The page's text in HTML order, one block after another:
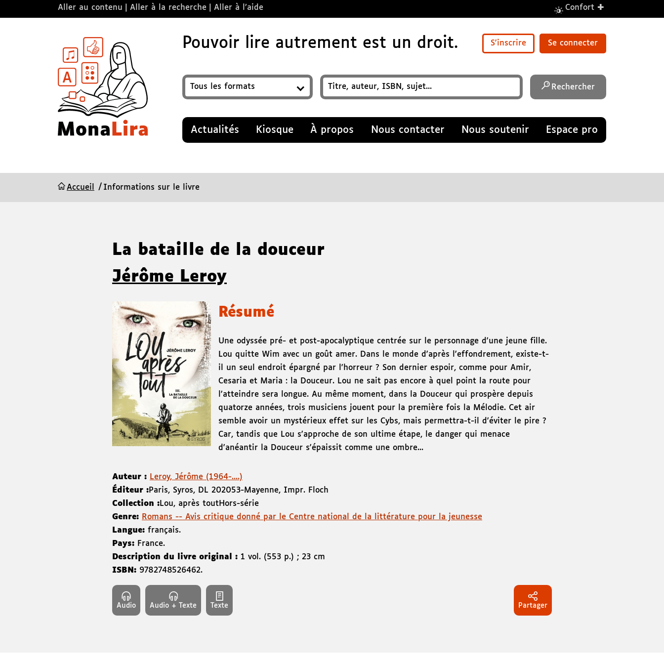
Aller au contenu Aller à la recherche Aller à l’aide Confort +
Pouvoir lire autrement est un droit. S'inscrire Se connecter
Format
Recherchez un titre, auteur, ISBN, sujet…
Rechercher
Actualités Kiosque À propos Nous contacter Nous soutenir Espace pro
Accueil Informations sur le livre
La bataille de la douceur
Jérôme Leroy
Résumé
Une odyssée pré- et post-apocalyptique centrée sur le personnage d'une jeune fille.
Lou quitte Wim avec un goût amer. Dans le monde d'après l'effondrement, existe-t-
il un seul endroit épargné par l'horreur ? Son dernier espoir, comme pour Amir,
Cesaria et Maria : la Douceur. Lou ne sait pas encore à quel point la route pour
l'atteindre sera longue. Au même moment, dans la Douceur qui prospère depuis
quatorze années, trois musiciens jouent pour la première fois la Mélodie. Cet air
semble avoir un mystérieux effet sur les Cybs, mais permettra-t-il d'éviter le pire ?
Car, tandis que Lou s'approche de son ultime étape, le danger qui menace
d'anéantir la Douceur s'épaissit comme une ombre...
Auteur : Leroy, Jérôme (1964-....)
Éditeur :Paris, Syros, DL 202053-Mayenne, Impr. Floch
Collection :Lou, après toutHors-série
Genre: Romans -- Avis critique donné par le Centre national de la littérature pour la jeunesse
Langue: français.
Pays: France.
Description du livre original : 1 vol. (553 p.) ; 23 cm
ISBN: 9782748526462.
Audio Audio + Texte Texte Partager